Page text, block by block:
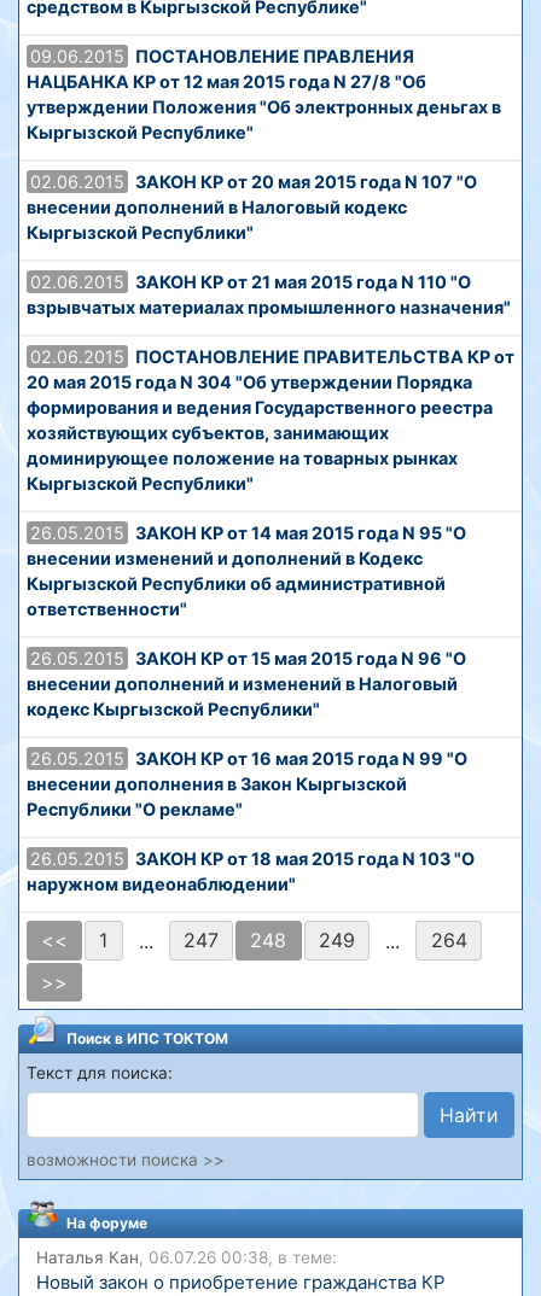
средством в Кыргызской Республике"
09.06.2015
ПОСТАНОВЛЕНИЕ ПРАВЛЕНИЯ
НАЦБАНКА КР от 12 мая 2015 года N 27/8 "Об
утверждении Положения "Об электронных деньгах в
Кыргызской Республике"
02.06.2015 ЗАКОН КР от 20 мая 2015 года N 107 "О
внесении дополнений в Налоговый кодекс
Кыргызской Республики"
02.06.2015 ЗАКОН КР от 21 мая 2015 года N 110 "О
взрывчатых материалах промышленного назначения"
02.06.2015
ПОСТАНОВЛЕНИЕ ПРАВИТЕЛЬСТВА КР от
20 мая 2015 года N 304 "Об утверждении Порядка
формирования и ведения Государственного реестра
хозяйствующих субъектов, занимающих
доминирующее положение на товарных рынках
Кыргызской Республики"
26.05.2015 ЗАКОН КР от 14 мая 2015 года N 95 "О
внесении изменений и дополнений в Кодекс
Кыргызской Республики об административной
ответственности"
26.05.2015 ЗАКОН КР от 15 мая 2015 года N 96 "О
внесении дополнений и изменений в Налоговый
кодекс Кыргызской Республики"
26.05.2015 ЗАКОН КР от 16 мая 2015 года N 99 "О
внесении дополнения в Закон Кыргызской
Республики "О рекламе"
26.05.2015 ЗАКОН КР от 18 мая 2015 года N 103 "О
наружном видеонаблюдении"
<< 1 ... 247 248 249 ...
264
>>
Поиск в ИПС ТОКТОМ
Текст для поиска:
Найти
возможности поиска >>
На форуме
Наталья Кан, 06.07.26 00:38, в теме:
Новый закон о приобретение гражданства КР